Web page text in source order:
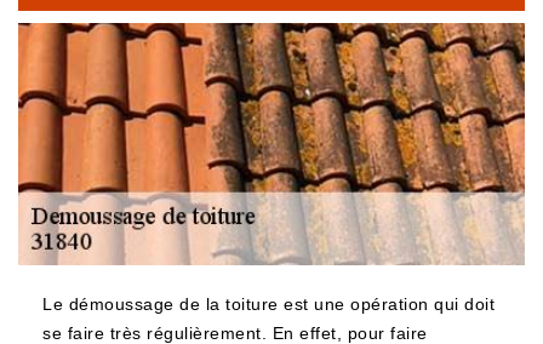
Le démoussage de la toiture est une opération qui doit
se faire très régulièrement. En effet, pour faire